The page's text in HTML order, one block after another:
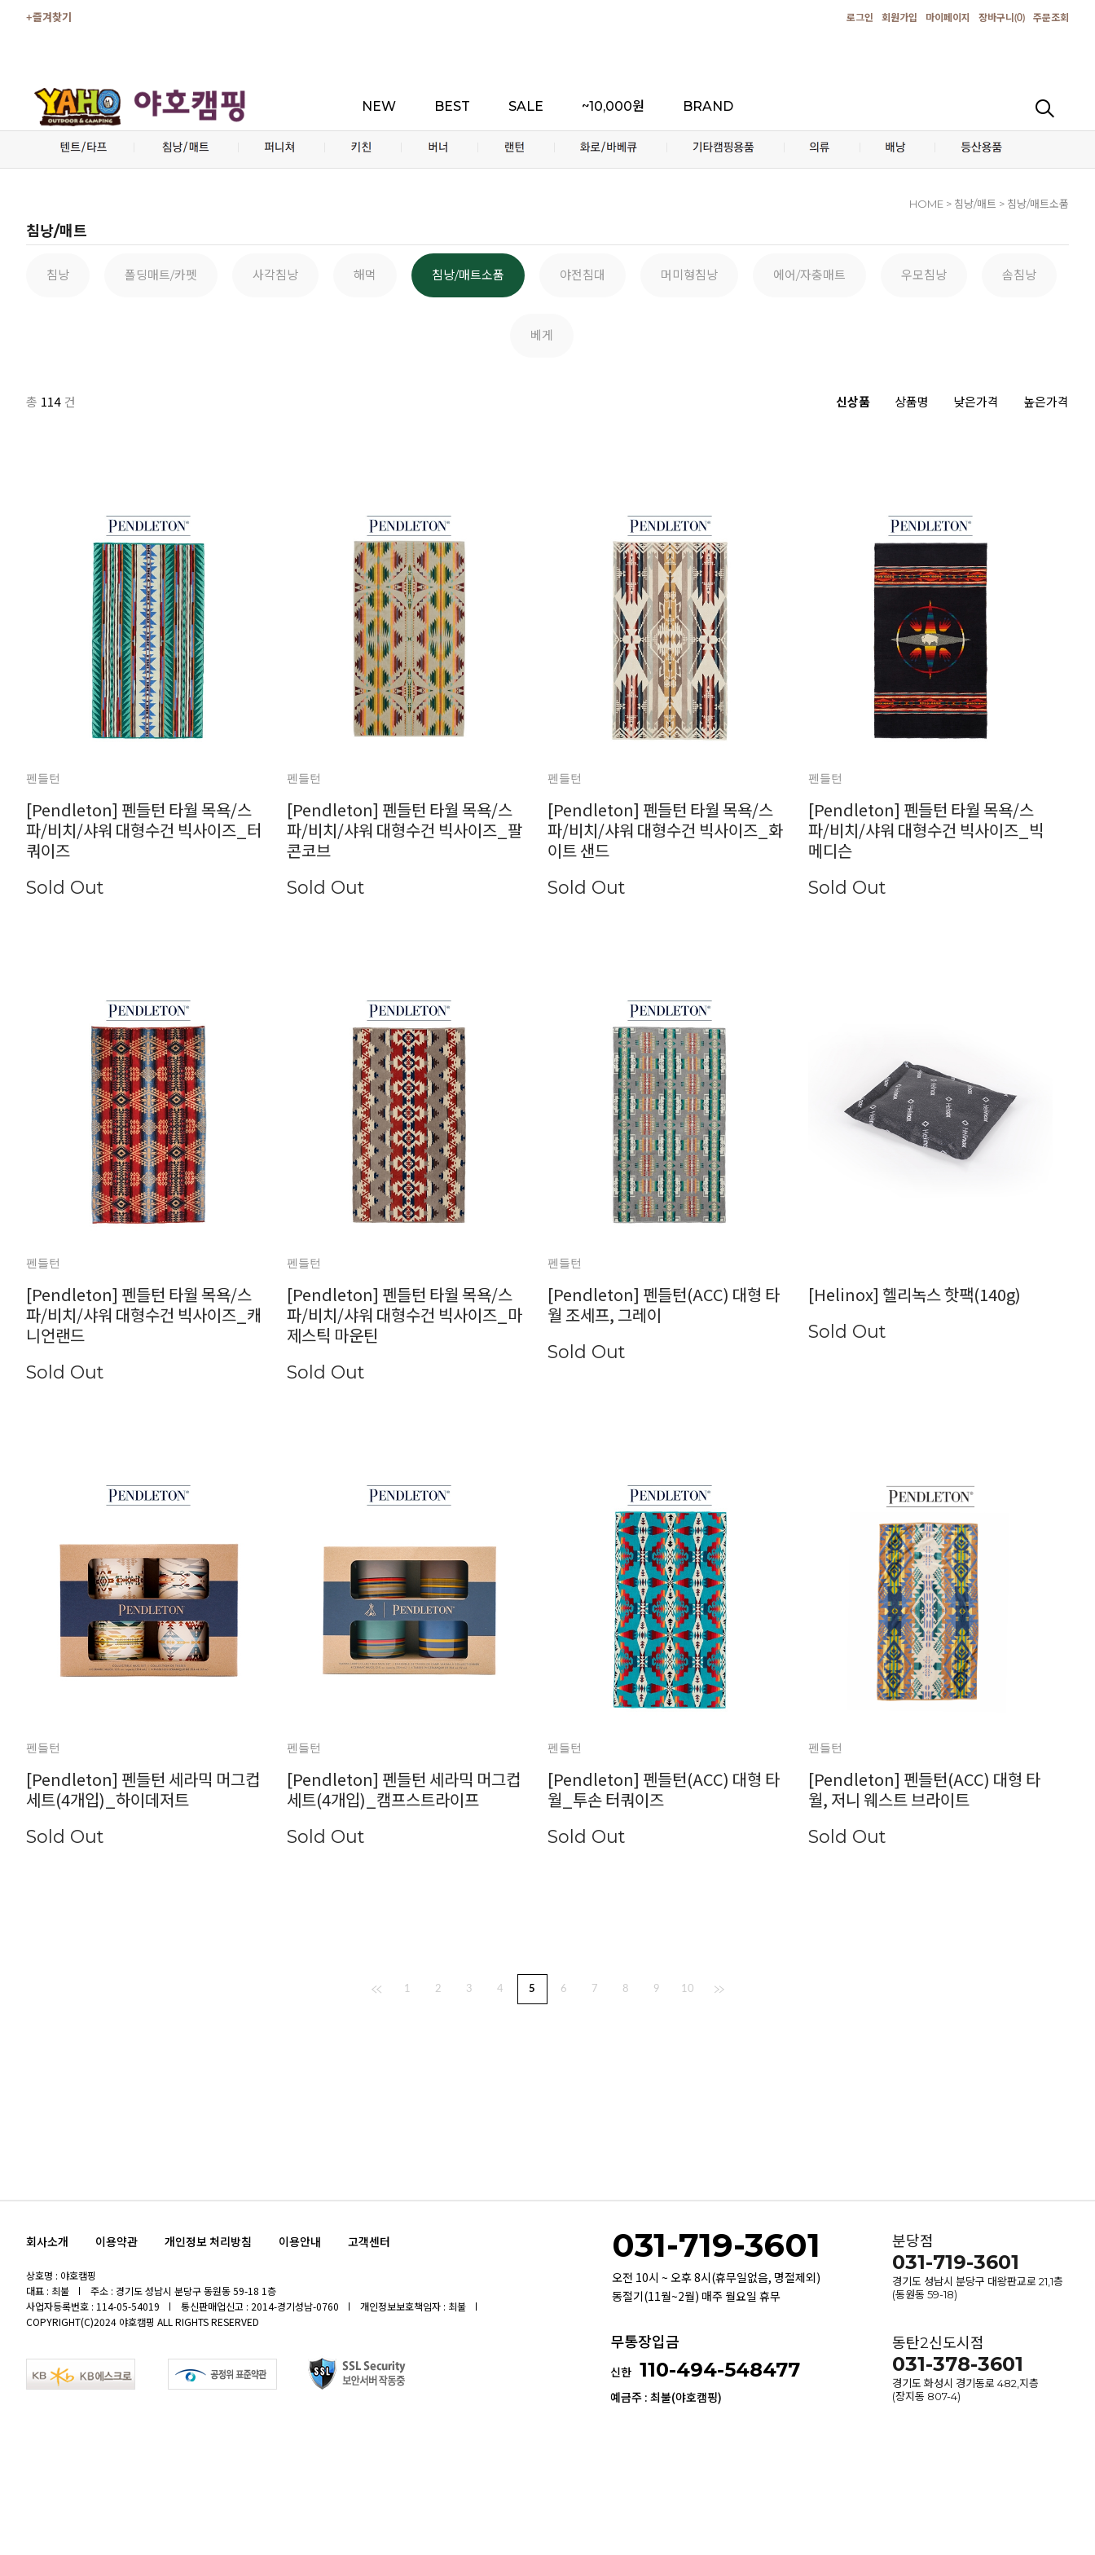
+즐겨찾기 로그인 회원가입 마이페이지 장바구니(0) 주문조회
NEW BEST SALE ~10,000원 BRAND
HOME > 침낭/매트 > 침낭/매트소품
침낭/매트
침낭 폴딩매트/카펫 사각침낭 해먹 침낭/매트소품 야전침대 머미형침낭 에어/자충매트 우모침낭 솜침낭
베게
총 114 건 신상품 상품명 낮은가격 높은가격
펜들턴
[Pendleton] 펜들턴 타월 목욕/스
파/비치/샤워 대형수건 빅사이즈_터
쿼이즈
Sold Out
펜들턴
[Pendleton] 펜들턴 타월 목욕/스
파/비치/샤워 대형수건 빅사이즈_팔
콘코브
Sold Out
펜들턴
[Pendleton] 펜들턴 타월 목욕/스
파/비치/샤워 대형수건 빅사이즈_화
이트 샌드
Sold Out
펜들턴
[Pendleton] 펜들턴 타월 목욕/스
파/비치/샤워 대형수건 빅사이즈_빅
메디슨
Sold Out
펜들턴
[Pendleton] 펜들턴 타월 목욕/스
파/비치/샤워 대형수건 빅사이즈_캐
니언랜드
Sold Out
펜들턴
[Pendleton] 펜들턴 타월 목욕/스
파/비치/샤워 대형수건 빅사이즈_마
제스틱 마운틴
Sold Out
펜들턴
[Pendleton] 펜들턴(ACC) 대형 타
월 조세프, 그레이
Sold Out
[Helinox] 헬리녹스 핫팩(140g)
Sold Out
펜들턴
[Pendleton] 펜들턴 세라믹 머그컵
세트(4개입)_하이데저트
Sold Out
펜들턴
[Pendleton] 펜들턴 세라믹 머그컵
세트(4개입)_캠프스트라이프
Sold Out
펜들턴
[Pendleton] 펜들턴(ACC) 대형 타
월_투손 터쿼이즈
Sold Out
펜들턴
[Pendleton] 펜들턴(ACC) 대형 타
월, 저니 웨스트 브라이트
Sold Out
1 2 3 4 5 6 7 8 9 10
회사소개 이용약관 개인정보 처리방침 이용안내 고객센터
상호명 : 야호캠핑
대표 : 최불
주소 : 경기도 성남시 분당구 동원동 59-18 1층
사업자등록번호 : 114-05-54019
통신판매업신고 : 2014-경기성남-0760
개인정보보호책임자 : 최불
COPYRIGHT(C)2024 야호캠핑 ALL RIGHTS RESERVED
031-719-3601
오전 10시 ~ 오후 8시(휴무일없음, 명절제외)
동절기(11월~2월) 매주 월요일 휴무
무통장입금
신한 110-494-548477
예금주 : 최불(야호캠핑)
분당점
031-719-3601
경기도 성남시 분당구 대왕판교로 21,1층
(동원동 59-18)
동탄2신도시점
031-378-3601
경기도 화성시 경기동로 482,지층
(장지동 807-4)